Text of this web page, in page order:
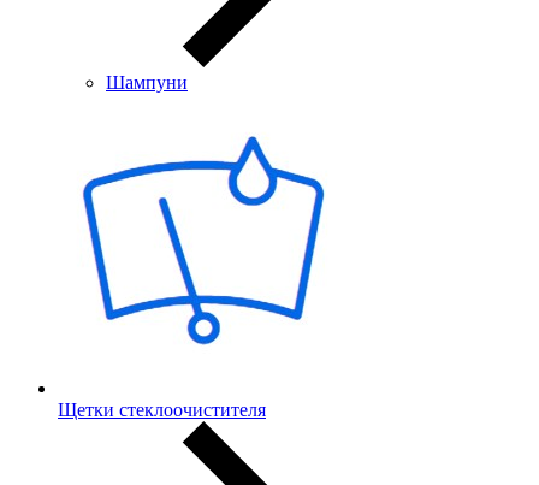
Шампуни
Щетки стеклоочистителя